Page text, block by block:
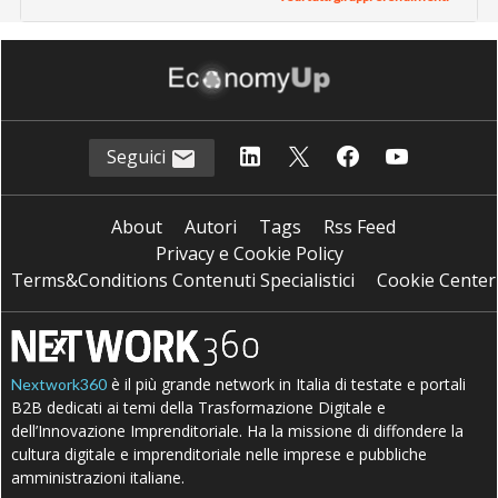
Seguici
About Autori Tags
Rss Feed
Privacy e Cookie Policy
Terms&Conditions Contenuti Specialistici
Cookie Center
Nextwork360 è il più grande network in Italia di testate e portali
B2B dedicati ai temi della Trasformazione Digitale e
dell’Innovazione Imprenditoriale. Ha la missione di diffondere la
cultura digitale e imprenditoriale nelle imprese e pubbliche
amministrazioni italiane.